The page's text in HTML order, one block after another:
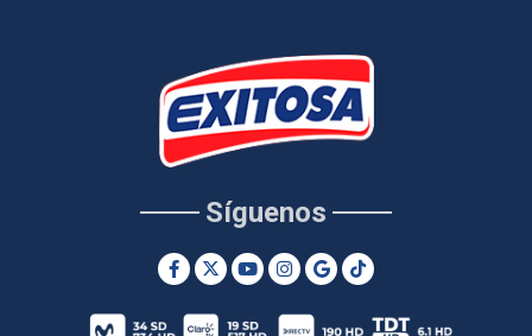
Síguenos